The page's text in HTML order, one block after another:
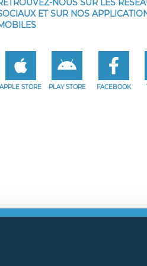
NOUS SUR LES
ET SUR NOS
APPLE STORE PLAY STORE FACEBOOK